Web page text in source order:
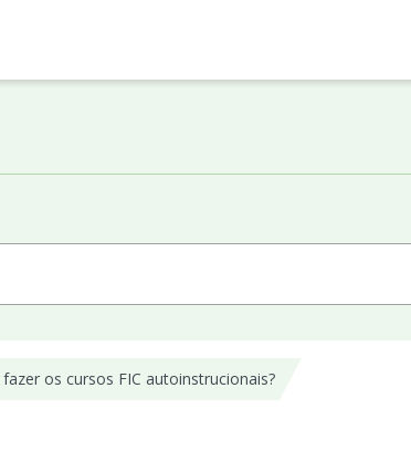
os cursos FIC autoinstrucionais?